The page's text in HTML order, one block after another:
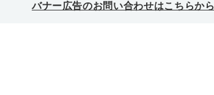
バナー広告のお問い合わせはこちらから